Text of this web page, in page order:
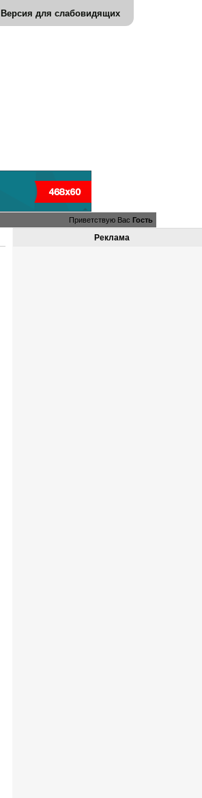
Версия для слабовидящих
Приветствую Вас Гость
Реклама